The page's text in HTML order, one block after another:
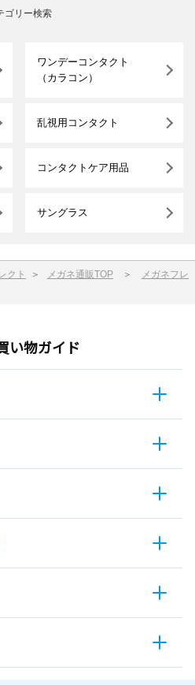
ゴリー検索
ワンデーコンタクト
（カラコン）
乱視用コンタクト
コンタクトケア用品
サングラス
クト ＞ メガネ通販TOP ＞
メガネフレ
い物ガイド